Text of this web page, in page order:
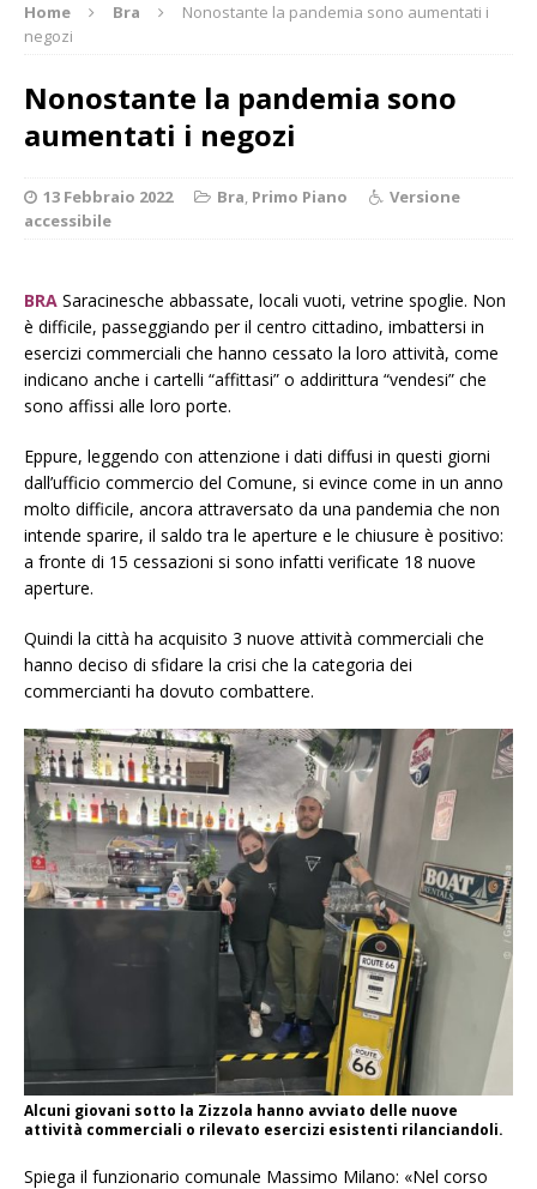
Home Bra
Nonostante la pandemia sono aumentati i
negozi
Nonostante la pandemia sono
aumentati i negozi
13 Febbraio 2022 Bra, Primo Piano
Versione
accessibile
BRA Saracinesche abbassate, locali vuoti, vetrine spoglie. Non
è difficile, passeggiando per il centro cittadino, imbattersi in
esercizi commerciali che hanno cessato la loro attività, come
indicano anche i cartelli “affittasi” o addirittura “vendesi” che
sono affissi alle loro porte.
Eppure, leggendo con attenzione i dati diffusi in questi giorni
dall’ufficio commercio del Comune, si evince come in un anno
molto difficile, ancora attraversato da una pandemia che non
intende sparire, il saldo tra le aperture e le chiusure è positivo:
a fronte di 15 cessazioni si sono infatti verificate 18 nuove
aperture.
Quindi la città ha acquisito 3 nuove attività commerciali che
hanno deciso di sfidare la crisi che la categoria dei
commercianti ha dovuto combattere.
Alcuni giovani sotto la Zizzola hanno avviato delle nuove
attività commerciali o rilevato esercizi esistenti rilanciandoli.
Spiega il funzionario comunale Massimo Milano: «Nel corso